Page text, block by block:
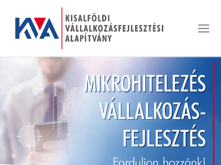
tartalomra